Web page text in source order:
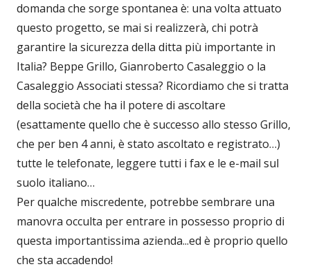
domanda che sorge spontanea è: una volta attuato
questo progetto, se mai si realizzerà, chi potrà
garantire la sicurezza della ditta più importante in
Italia? Beppe Grillo, Gianroberto Casaleggio o la
Casaleggio Associati stessa? Ricordiamo che si tratta
della società che ha il potere di ascoltare
(esattamente quello che è successo allo stesso Grillo,
che per ben 4 anni, è stato ascoltato e registrato…)
tutte le telefonate, leggere tutti i fax e le e-mail sul
suolo italiano…
Per qualche miscredente, potrebbe sembrare una
manovra occulta per entrare in possesso proprio di
questa importantissima azienda...ed è proprio quello
che sta accadendo!